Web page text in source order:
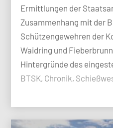
Ermittlungen der
Zusammenhang mit der
Schützengewehren der
Waidring und
Hintergründe des
BTSK, Chronik,